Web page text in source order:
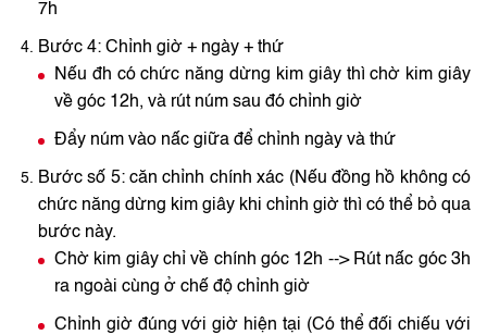
7h
Bước 4: Chỉnh giờ + ngày + thứ
Nếu đh có chức năng dừng kim giây thì chờ kim giây
về góc 12h, và rút núm sau đó chỉnh giờ
Đẩy núm vào nấc giữa để chỉnh ngày và thứ
Bước số 5: căn chỉnh chính xác (Nếu đồng hồ không có
chức năng dừng kim giây khi chỉnh giờ thì có thể bỏ qua
bước này.
Chờ kim giây chỉ về chính góc 12h --> Rút nấc góc 3h
ra ngoài cùng ở chế độ chỉnh giờ
Chỉnh giờ đúng với giờ hiện tại (Có thể đối chiếu với